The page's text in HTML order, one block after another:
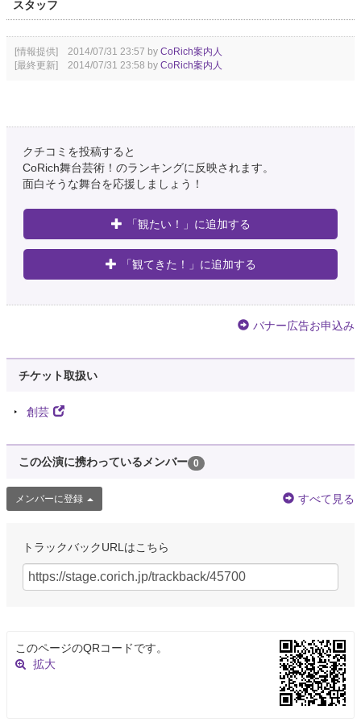
スタッフ
[情報提供] 2014/07/31 23:57 by CoRich案内人
[最終更新] 2014/07/31 23:58 by CoRich案内人
クチコミを投稿すると
CoRich舞台芸術！のランキングに反映されます。
面白そうな舞台を応援しましょう！
「観たい！」に追加する
「観てきた！」に追加する
バナー広告お申込み
チケット取扱い
創芸
この公演に携わっているメンバー 0
メンバーに登録 すべて見る
トラックバックURLはこちら
このページのQRコードです。
拡大